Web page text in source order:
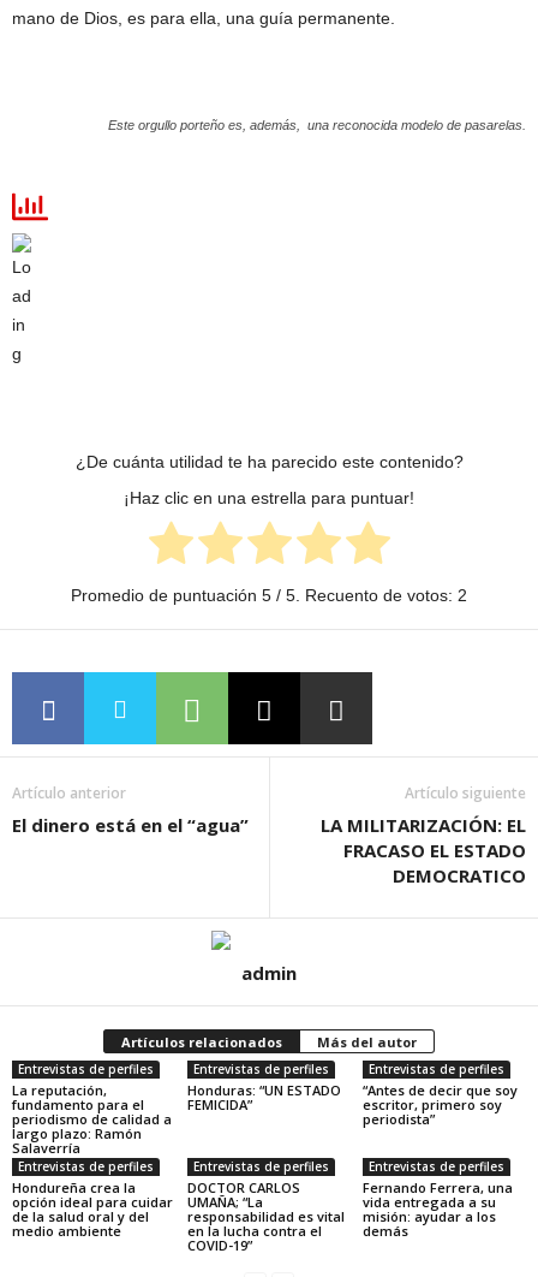
mano de Dios, es para ella, una guía permanente.
Este orgullo porteño es, además, una reconocida modelo de pasarelas.
¿De cuánta utilidad te ha parecido este contenido?
¡Haz clic en una estrella para puntuar!
Promedio de puntuación 5 / 5. Recuento de votos: 2
Artículo anterior
El dinero está en el “agua”
Artículo siguiente
LA MILITARIZACIÓN: EL
FRACASO EL ESTADO
DEMOCRATICO
admin
Artículos relacionados Más del autor
Entrevistas de perfiles
La reputación,
fundamento para el
periodismo de calidad a
largo plazo: Ramón
Salaverría
Entrevistas de perfiles
Honduras: “UN ESTADO
FEMICIDA”
Entrevistas de perfiles
“Antes de decir que soy
escritor, primero soy
periodista”
Entrevistas de perfiles
Hondureña crea la
opción ideal para cuidar
de la salud oral y del
medio ambiente
Entrevistas de perfiles
DOCTOR CARLOS
UMAÑA; “La
responsabilidad es vital
en la lucha contra el
COVID-19”
Entrevistas de perfiles
Fernando Ferrera, una
vida entregada a su
misión: ayudar a los
demás